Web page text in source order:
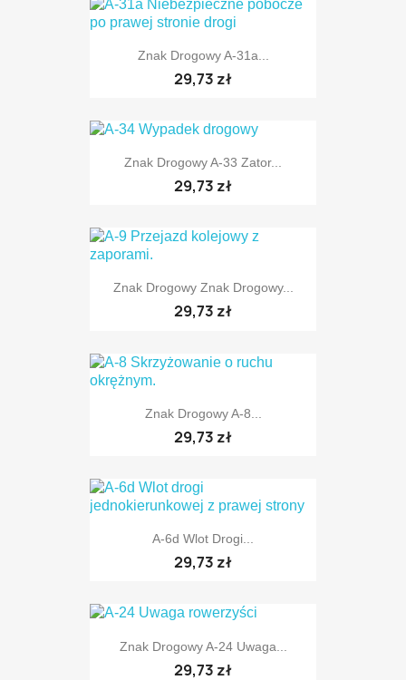
TYLKO ONLINE
Znak Drogowy A-31a...
29,73 zł
Znak Drogowy A-33 Zator...
29,73 zł
Znak Drogowy Znak Drogowy...
29,73 zł
TYLKO ONLINE
Znak Drogowy A-8...
29,73 zł
TYLKO ONLINE
A-6d Wlot Drogi...
29,73 zł
Znak Drogowy A-24 Uwaga...
29,73 zł